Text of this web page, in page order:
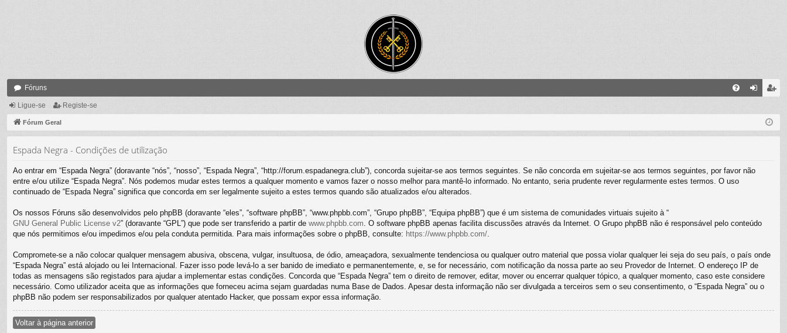
Fóruns
ist
Ligue-se Registe-se
Fórum Geral
Espada Negra - Condições de utilização
Ao entrar em “Espada Negra” (doravante “nós”, “nosso”, “Espada Negra”, “http://forum.espadanegra.club”), concorda sujeitar-se aos termos seguintes. Se não concorda em sujeitar-se aos termos seguintes, por favor não
entre e/ou utilize “Espada Negra”. Nós podemos mudar estes termos a qualquer momento e vamos fazer o nosso melhor para mantê-lo informado. No entanto, seria prudente rever regularmente estes termos. O uso
continuado de “Espada Negra” significa que concorda em ser legalmente sujeito a estes termos quando são atualizados e/ou alterados.
Os nossos Fóruns são desenvolvidos pelo phpBB (doravante “eles”, “software phpBB”, “www.phpbb.com”, “Grupo phpBB”, “Equipa phpBB”) que é um sistema de comunidades virtuais sujeito à “
GNU General Public License v2” (doravante “GPL”) que pode ser transferido a partir de www.phpbb.com . O software phpBB apenas facilita discussões através da Internet. O Grupo phpBB não é responsável pelo conteúdo
que nós permitimos e/ou impedimos e/ou pela conduta permitida. Para mais informações sobre o phpBB, consulte: https://www.phpbb.com/
Compromete-se a não colocar qualquer mensagem abusiva, obscena, vulgar, insultuosa, de ódio, ameaçadora, sexualmente tendenciosa ou qualquer outro material que possa violar qualquer lei seja do seu país, o país onde
“Espada Negra” está alojado ou lei Internacional. Fazer isso pode levá-lo a ser banido de imediato e permanentemente, e, se for necessário, com notificação da nossa parte ao seu Provedor de Internet. O endereço IP de
todas as mensagens são registados para ajudar a implementar estas condições. Concorda que “Espada Negra” tem o direito de remover, editar, mover ou encerrar qualquer tópico, a qualquer momento, caso este considere
necessário. Como utilizador aceita que as informações que forneceu acima sejam guardadas numa Base de Dados. Apesar desta informação não ser divulgada a terceiros sem o seu consentimento, o “Espada Negra” ou o
phpBB não podem ser responsabilizados por qualquer atentado Hacker, que possam expor essa informação.
Voltar à página anterior